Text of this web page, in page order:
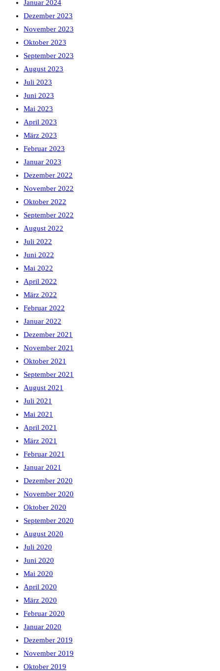
Januar 2024
Dezember 2023
November 2023
Oktober 2023
September 2023
August 2023
Juli 2023
Juni 2023
Mai 2023
April 2023
März 2023
Februar 2023
Januar 2023
Dezember 2022
November 2022
Oktober 2022
September 2022
August 2022
Juli 2022
Juni 2022
Mai 2022
April 2022
März 2022
Februar 2022
Januar 2022
Dezember 2021
November 2021
Oktober 2021
September 2021
August 2021
Juli 2021
Mai 2021
April 2021
März 2021
Februar 2021
Januar 2021
Dezember 2020
November 2020
Oktober 2020
September 2020
August 2020
Juli 2020
Juni 2020
Mai 2020
April 2020
März 2020
Februar 2020
Januar 2020
Dezember 2019
November 2019
Oktober 2019